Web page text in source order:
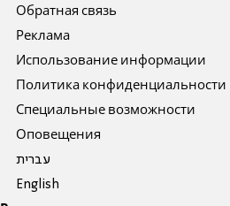
Обратная связь
Реклама
Использование информации
Политика конфиденциальности
Специальные возможности
Оповещения
עברית
English